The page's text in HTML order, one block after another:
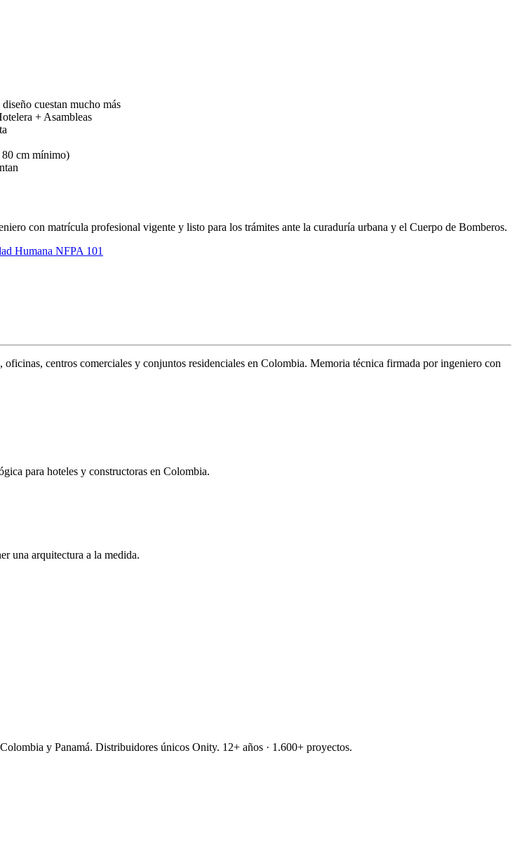
cuestan mucho más
+ Asambleas
80 cm mínimo)
con matrícula profesional vigente y listo para los trámites ante la curaduría urbana y el Cuerpo de Bomberos.
Humana NFPA 101
centros comerciales y conjuntos residenciales en Colombia. Memoria técnica firmada por ingeniero con
para hoteles y constructoras en Colombia.
una arquitectura a la medida.
y Panamá. Distribuidores únicos Onity. 12+ años · 1.600+ proyectos.